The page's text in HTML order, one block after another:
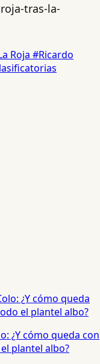
tras-la-
Roja #Ricardo
¿Y cómo queda con
plantel albo?